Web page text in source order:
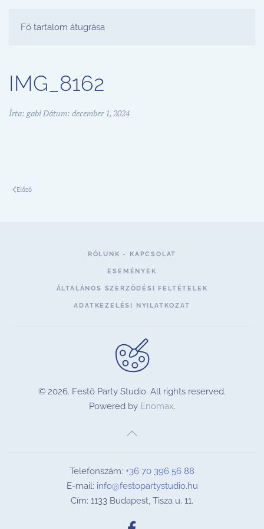
Fő tartalom átugrása
FESTŐ PARTY STÚDIÓ
IMG_8162
Írta: gabiDátum: december 1, 2024
Előző
RÓLUNK - KAPCSOLAT
ESEMÉNYEK
ÁLTALÁNOS SZERZŐDÉSI FELTÉTELEK
ADATKEZELÉSI NYILATKOZAT
© 2026. Festő Party Studio. All rights reserved.
Powered by Enomax.
Telefonszám: +36 70 396 56 88
E-mail: info@festopartystudio.hu
Cím: 1133 Budapest, Tisza u. 11.